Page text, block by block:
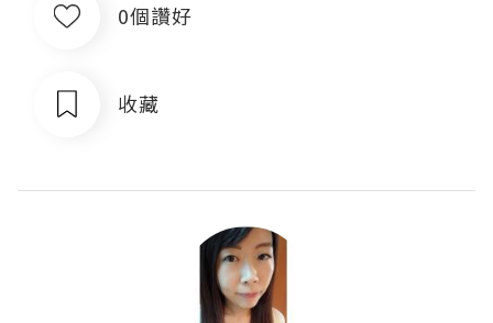
0個讚好
收藏